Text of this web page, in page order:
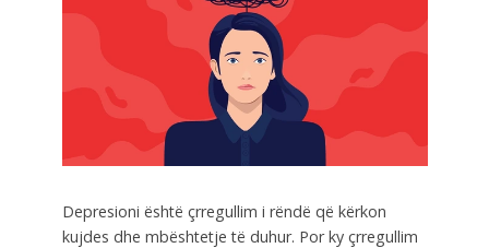
Depresioni është çrregullim i rëndë që kërkon
kujdes dhe mbështetje të duhur. Por ky çrregullim